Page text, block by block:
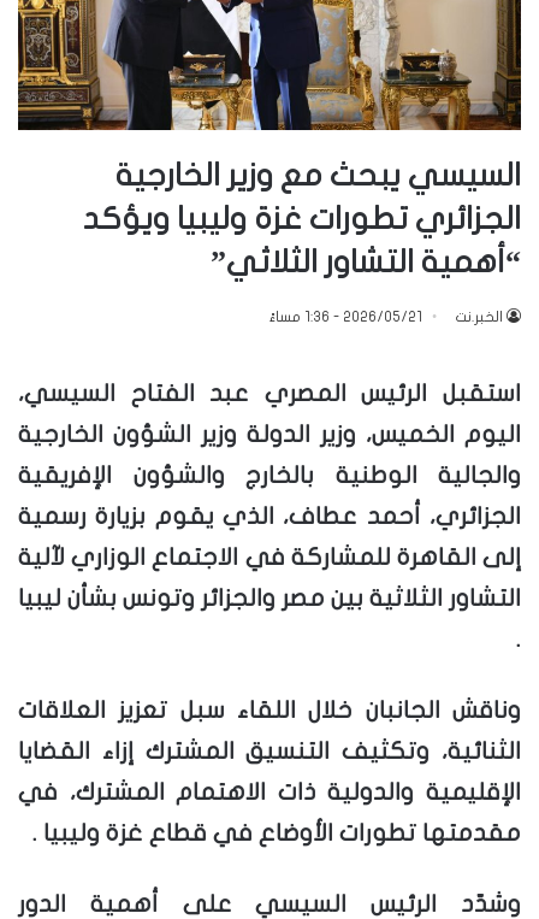
السيسي يبحث مع وزير الخارجية
الجزائري تطورات غزة وليبيا ويؤكد
“أهمية التشاور الثلاثي”
الخبر.نت 2026/05/21 - 1:36 مساءً
استقبل الرئيس المصري عبد الفتاح السيسي،
اليوم الخميس، وزير الدولة وزير الشؤون الخارجية
والجالية الوطنية بالخارج والشؤون الإفريقية
الجزائري، أحمد عطاف، الذي يقوم بزيارة رسمية
إلى القاهرة للمشاركة في الاجتماع الوزاري لآلية
التشاور الثلاثية بين مصر والجزائر وتونس بشأن ليبيا
.
وناقش الجانبان خلال اللقاء سبل تعزيز العلاقات
الثنائية، وتكثيف التنسيق المشترك إزاء القضايا
الإقليمية والدولية ذات الاهتمام المشترك، في
مقدمتها تطورات الأوضاع في قطاع غزة وليبيا .
وشدّد الرئيس السيسي على أهمية الدور